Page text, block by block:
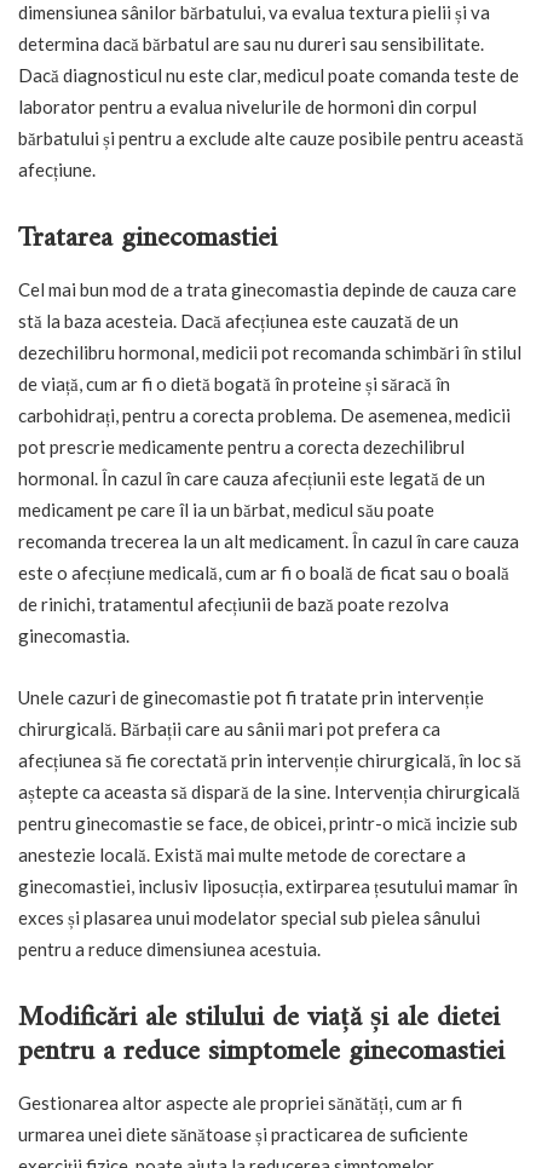
dimensiunea sânilor bărbatului, va evalua textura pielii și va
determina dacă bărbatul are sau nu dureri sau sensibilitate.
Dacă diagnosticul nu este clar, medicul poate comanda teste de
laborator pentru a evalua nivelurile de hormoni din corpul
bărbatului și pentru a exclude alte cauze posibile pentru această
afecțiune.
Tratarea ginecomastiei
Cel mai bun mod de a trata ginecomastia depinde de cauza care
stă la baza acesteia. Dacă afecțiunea este cauzată de un
dezechilibru hormonal, medicii pot recomanda schimbări în stilul
de viață, cum ar fi o dietă bogată în proteine și săracă în
carbohidrați, pentru a corecta problema. De asemenea, medicii
pot prescrie medicamente pentru a corecta dezechilibrul
hormonal. În cazul în care cauza afecțiunii este legată de un
medicament pe care îl ia un bărbat, medicul său poate
recomanda trecerea la un alt medicament. În cazul în care cauza
este o afecțiune medicală, cum ar fi o boală de ficat sau o boală
de rinichi, tratamentul afecțiunii de bază poate rezolva
ginecomastia.
Unele cazuri de ginecomastie pot fi tratate prin intervenție
chirurgicală. Bărbații care au sânii mari pot prefera ca
afecțiunea să fie corectată prin intervenție chirurgicală, în loc să
aștepte ca aceasta să dispară de la sine. Intervenția chirurgicală
pentru ginecomastie se face, de obicei, printr-o mică incizie sub
anestezie locală. Există mai multe metode de corectare a
ginecomastiei, inclusiv liposucția, extirparea țesutului mamar în
exces și plasarea unui modelator special sub pielea sânului
pentru a reduce dimensiunea acestuia.
Modificări ale stilului de viață și ale dietei
pentru a reduce simptomele ginecomastiei
Gestionarea altor aspecte ale propriei sănătăți, cum ar fi
urmarea unei diete sănătoase și practicarea de suficiente